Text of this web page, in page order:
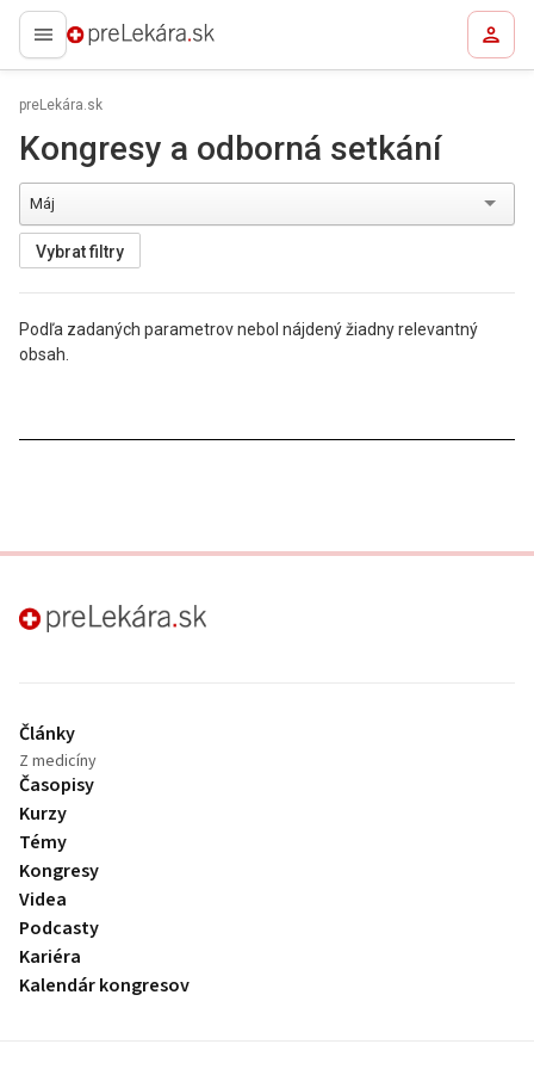
preLekára.sk
preLekára.sk
Kongresy a odborná setkání
Máj
Vybrat filtry
Podľa zadaných parametrov nebol nájdený žiadny relevantný
obsah.
preLekára.sk
Články
Z medicíny
Časopisy
Kurzy
Témy
Kongresy
Videa
Podcasty
Kariéra
Kalendár kongresov